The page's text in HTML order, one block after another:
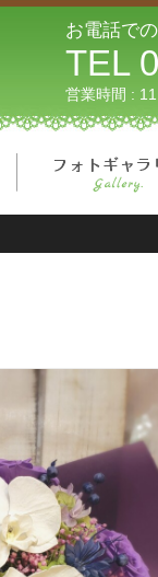
お電話で
TEL
営業時間 :
教室のご案内